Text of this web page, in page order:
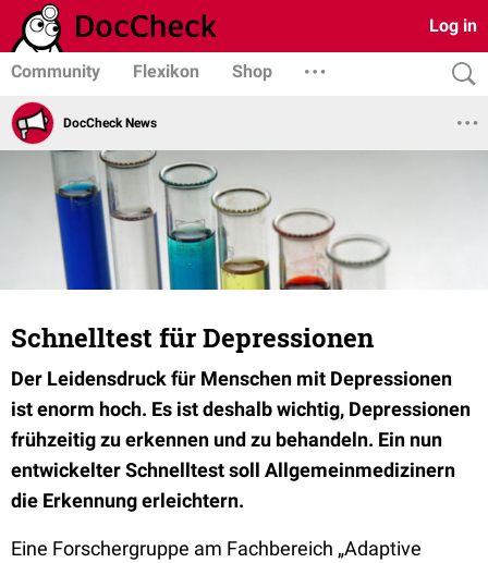
Log in
Community Flexikon Shop
DocCheck News
Schnelltest für Depressionen
Der Leidensdruck für Menschen mit Depressionen
ist enorm hoch. Es ist deshalb wichtig, Depressionen
frühzeitig zu erkennen und zu behandeln. Ein nun
entwickelter Schnelltest soll Allgemeinmedizinern
die Erkennung erleichtern.
Eine Forschergruppe am Fachbereich „Adaptive